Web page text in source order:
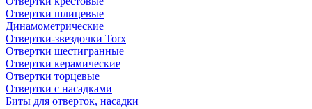
Отвертки шлицевые
Динамометрические
Отвертки-звездочки Torx
Отвертки шестигранные
Отвертки керамические
Отвертки торцевые
Отвертки с насадками
Биты для отверток, насадки